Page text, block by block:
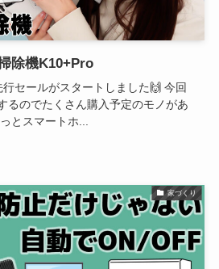
除機K10+Pro
セールがスタートしました🙌 今回
るのでたくさん購入予定のモノがあ
とスマートホ...
家づくり